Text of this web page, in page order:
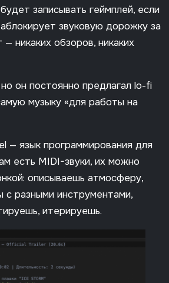
записывать геймплей, если
звуковую дорожку за
никаких обзоров, никаких
он постоянно предлагал lo-fi
музыку «для работы на
— язык программирования для
есть MIDI-звуки, их можно
описываешь атмосферу,
с разными инструментами,
итерируешь.